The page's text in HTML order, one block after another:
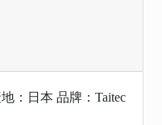
地：日本 品牌：Taitec